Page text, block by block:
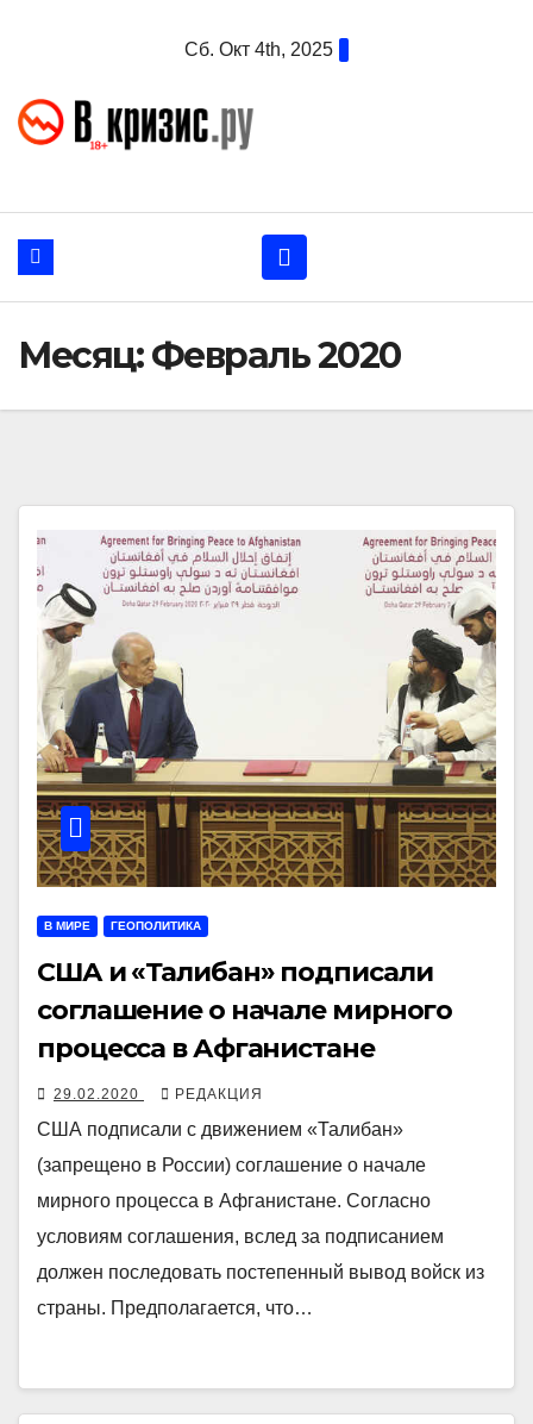
Сб. Окт 4th, 2025
Месяц:Февраль 2020
В МИРЕ ГЕОПОЛИТИКА
США и «Талибан» подписали
соглашение о начале мирного
процесса в Афганистане
29.02.2020 РЕДАКЦИЯ
США подписали с движением «Талибан»
(запрещено в России) соглашение о начале
мирного процесса в Афганистане. Согласно
условиям соглашения, вслед за подписанием
должен последовать постепенный вывод войск из
страны. Предполагается, что…